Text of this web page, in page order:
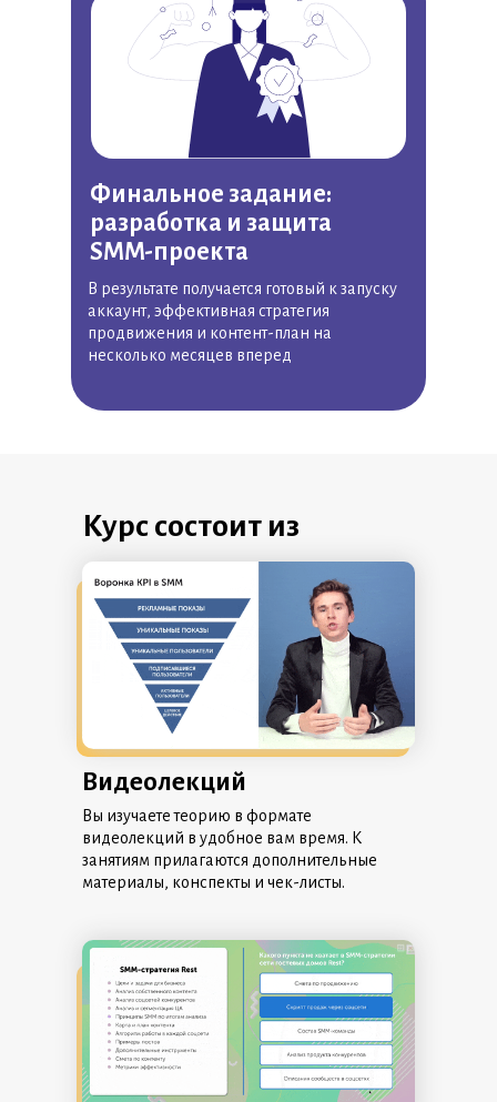
Финальное задание:
разработка и защита
SMM-проекта
В результате получается готовый к запуску
аккаунт, эффективная стратегия
продвижения и контент-план на
несколько месяцев вперед
Курс состоит из
Видеолекций
Вы изучаете теорию в формате
видеолекций в удобное вам время. К
занятиям прилагаются дополнительные
материалы, конспекты и чек-листы.